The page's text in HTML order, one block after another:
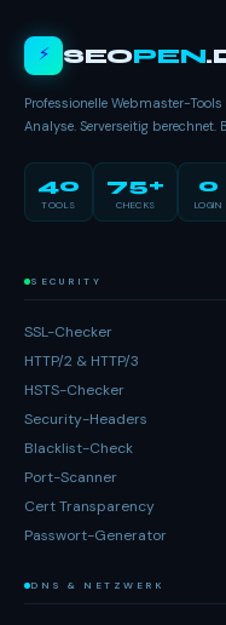
⚡ SEOPEN
Professionelle Webmaster-
Analyse. Serverseitig berechnet.
40
TOOLS
75+
CHECKS
0
LOGIN
SECURITY
SSL-Checker
HTTP/2 & HTTP/3
HSTS-Checker
Security-Headers
Blacklist-Check
Port-Scanner
Cert Transparency
Passwort-Generator
DNS & NETZWERK